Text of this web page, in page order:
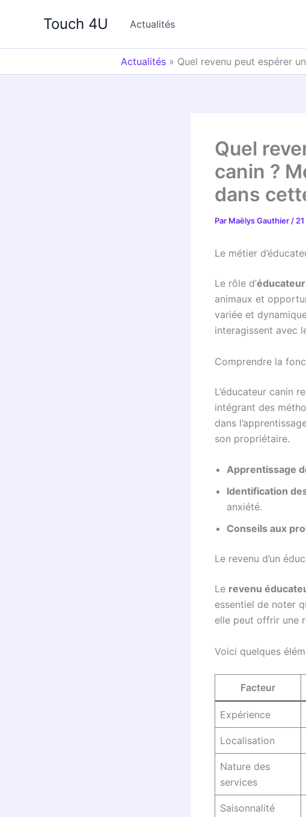
Touch 4U Actualités
Actualités» Quel revenu peut espérer
Quel
canin ?
dans
Par Maëlys Gauthier /
Le métier
Le rôle d’
animaux et
variée et
interagissent avec
Comprendre la
L’éducateur canin
intégrant des
dans
son propriétaire.
Apprentissage
Identification
anxiété.
Conseils aux
Le revenu d’un
Le revenu
essentiel de noter
elle peut offrir une
Voici quelques
Facteur
Expérience
Localisation
Nature des
services
Saisonnalité